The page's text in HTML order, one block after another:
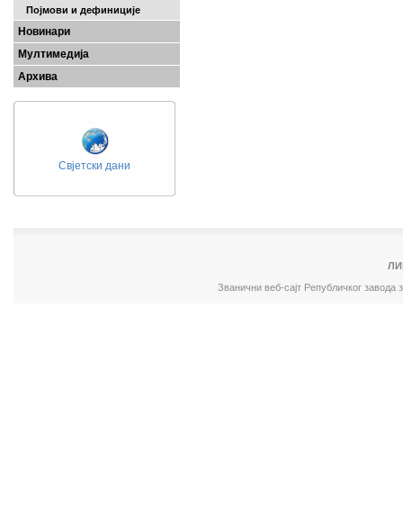
Појмови и дефиниције
Новинари
Мултимедија
Архива
Свјетски дани
Званични веб-сајт Републичког